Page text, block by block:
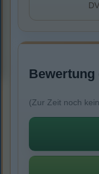
Bewertung
(Zur Zeit noch